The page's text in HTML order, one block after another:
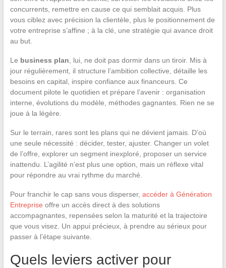
concurrents, remettre en cause ce qui semblait acquis. Plus
vous ciblez avec précision la clientèle, plus le positionnement de
votre entreprise s’affine ; à la clé, une stratégie qui avance droit
au but.
Le business plan , lui, ne doit pas dormir dans un tiroir. Mis à
jour régulièrement, il structure l’ambition collective, détaille les
besoins en capital, inspire confiance aux financeurs. Ce
document pilote le quotidien et prépare l’avenir : organisation
interne, évolutions du modèle, méthodes gagnantes. Rien ne se
joue à la légère.
Sur le terrain, rares sont les plans qui ne dévient jamais. D’où
une seule nécessité : décider, tester, ajuster. Changer un volet
de l’offre, explorer un segment inexploré, proposer un service
inattendu. L’agilité n’est plus une option, mais un réflexe vital
pour répondre au vrai rythme du marché.
Pour franchir le cap sans vous disperser, accéder à Génération
Entreprise offre un accès direct à des solutions
accompagnantes, repensées selon la maturité et la trajectoire
que vous visez. Un appui précieux, à prendre au sérieux pour
passer à l’étape suivante.
Quels leviers activer pour